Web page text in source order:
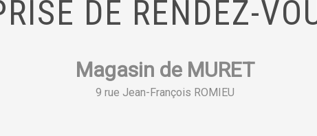
DE RENDEZ-
Magasin de MURET
9 rue Jean-François ROMIEU